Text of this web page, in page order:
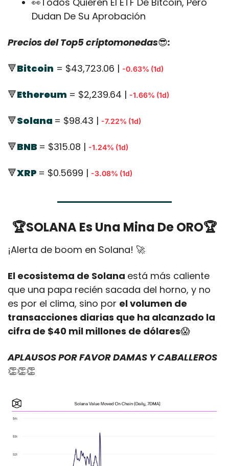
Dudan De Su Aprobación
Precios del Top5 criptomonedas😎:
🔻Bitcoin = $43,723.06 | -0.63% (1d)
🔻Ethereum = $2,239.64 | -1.66% (1d)
🔻Solana = $98.43 | -7.22% (1d)
🔻BNB = $315.08 | -1.24% (1d)
🔻XRP = $0.5699 | -3.08% (1d)
🏆SOLANA Es Una Mina De ORO🏆
¡Alerta de boom en Solana! 🚀
El ecosistema de Solana está más caliente
que una papa recién sacada del horno, y no
es por el clima, sino por el volumen de
transacciones diarias que ha alcanzado la
cifra de $40 mil millones de dólares😱
APLAUSOS POR FAVOR DAMAS Y CABALLEROS
👏👏👏